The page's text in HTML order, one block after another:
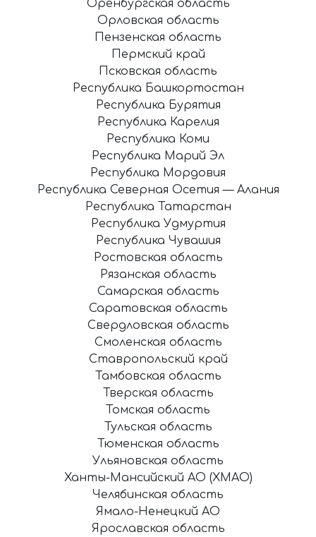
Оренбургская область
Орловская область
Пензенская область
Пермский край
Псковская область
Республика Башкортостан
Республика Бурятия
Республика Карелия
Республика Коми
Республика Марий Эл
Республика Мордовия
Республика Северная Осетия — Алания
Республика Татарстан
Республика Удмуртия
Республика Чувашия
Ростовская область
Рязанская область
Самарская область
Саратовская область
Свердловская область
Смоленская область
Ставропольский край
Тамбовская область
Тверская область
Томская область
Тульская область
Тюменская область
Ульяновская область
Ханты-Мансийский АО (ХМАО)
Челябинская область
Ямало-Ненецкий АО
Ярославская область